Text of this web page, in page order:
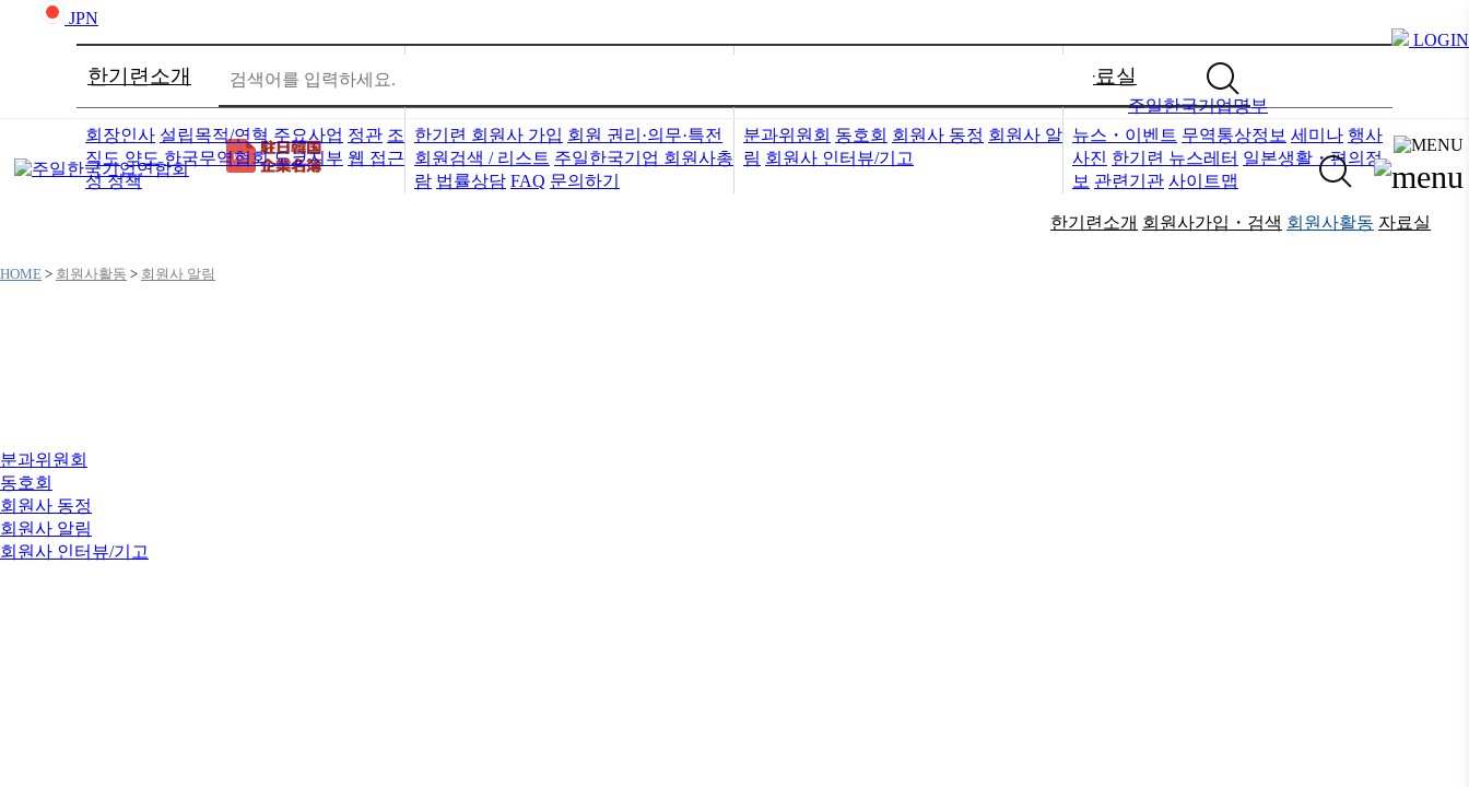
한기련소개
회장인사 설립목적/연혁 주요사업 정관 조
직도 약도 한국무역협회 도쿄지부 웹 접근
성 정책
한기련 회원사 가입 회원 권리·의무·특전
회원검색 / 리스트 주일한국기업 회원사총
람 법률상담 FAQ 문의하기
분과위원회 동호회 회원사 동정 회원사 알
림 회원사 인터뷰/기고
자료실
뉴스・이벤트 무역통상정보 세미나 행사
사진 한기련 뉴스레터 일본생활・편의정
보 관련기관 사이트맵
주일한국기업명부
JPN
LOGIN
한기련소개 회원사가입・검색 회원사활동 자료실
HOME > 회원사활동 > 회원사 알림
분과위원회
동호회
회원사 동정
회원사 알림
회원사 인터뷰/기고